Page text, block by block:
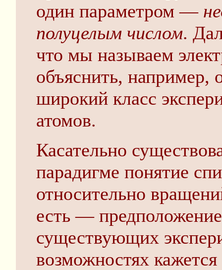
один параметром —
полуцелым числом.
что мы называем
объяснить,
широкий класс
атомов.
Касательно
парадигме понятие
относительно
есть —
существующих
возможностях